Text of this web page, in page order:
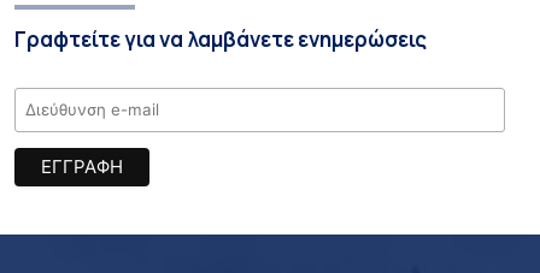
Γραφτείτε για να λαμβάνετε ενημερώσεις